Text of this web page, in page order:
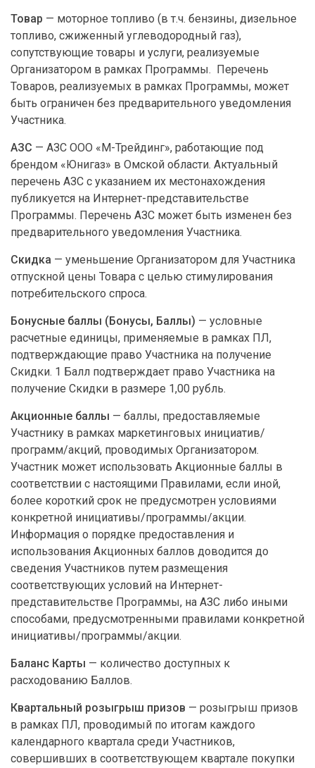
Товар — моторное топливо (в т.ч. бензины, дизельное
топливо, сжиженный углеводородный газ),
сопутствующие товары и услуги, реализуемые
Организатором в рамках Программы. Перечень
Товаров, реализуемых в рамках Программы, может
быть ограничен без предварительного уведомления
Участника.
АЗС — АЗС ООО «М-Трейдинг», работающие под
брендом «Юнигаз» в Омской области. Актуальный
перечень АЗС с указанием их местонахождения
публикуется на Интернет-представительстве
Программы. Перечень АЗС может быть изменен без
предварительного уведомления Участника.
Скидка — уменьшение Организатором для Участника
отпускной цены Товара с целью стимулирования
потребительского спроса.
Бонусные баллы (Бонусы, Баллы) — условные
расчетные единицы, применяемые в рамках ПЛ,
подтверждающие право Участника на получение
Скидки. 1 Балл подтверждает право Участника на
получение Скидки в размере 1,00 рубль.
Акционные баллы — баллы, предоставляемые
Участнику в рамках маркетинговых инициатив/
программ/акций, проводимых Организатором.
Участник может использовать Акционные баллы в
соответствии с настоящими Правилами, если иной,
более короткий срок не предусмотрен условиями
конкретной инициативы/программы/акции.
Информация о порядке предоставления и
использования Акционных баллов доводится до
сведения Участников путем размещения
соответствующих условий на Интернет-
представительстве Программы, на АЗС либо иными
способами, предусмотренными правилами конкретной
инициативы/программы/акции.
Баланс Карты — количество доступных к
расходованию Баллов.
Квартальный розыгрыш призов — розыгрыш призов
в рамках ПЛ, проводимый по итогам каждого
календарного квартала среди Участников,
совершивших в соответствующем квартале покупки